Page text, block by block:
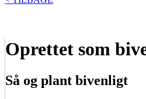
Oprettet som
Så og plant bivenligt